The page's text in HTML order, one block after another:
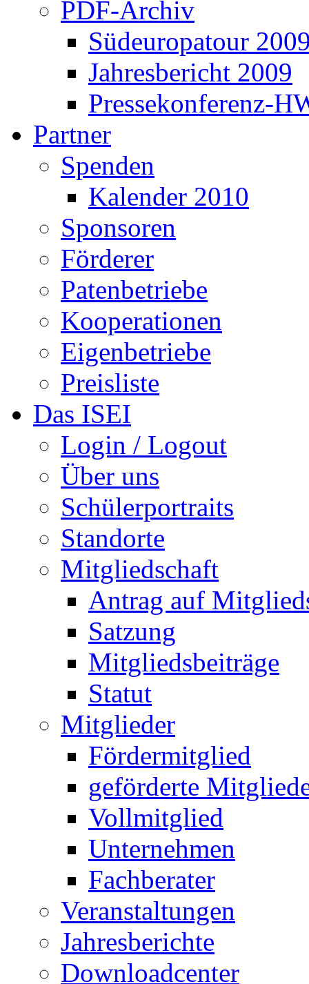
PDF-Archiv
Südeuropatour
Jahresbericht 2009
Pressekonferenz-
Partner
Spenden
Kalender 2010
Sponsoren
Förderer
Patenbetriebe
Kooperationen
Eigenbetriebe
Preisliste
Das ISEI
Login / Logout
Über uns
Schülerportraits
Standorte
Mitgliedschaft
Antrag auf
Satzung
Mitgliedsbeiträge
Statut
Mitglieder
Fördermitglied
geförderte
Vollmitglied
Unternehmen
Fachberater
Veranstaltungen
Jahresberichte
Downloadcenter